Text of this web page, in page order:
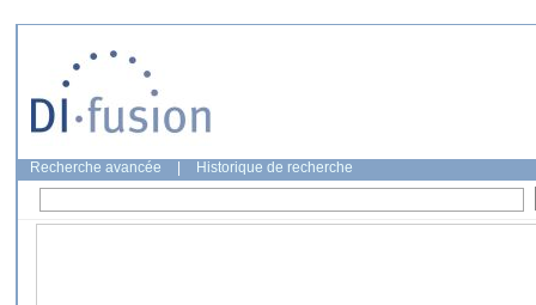
Recherche avancée Historique de recherche